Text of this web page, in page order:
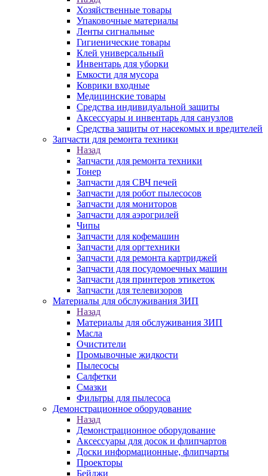
Хозяйственные товары
Упаковочные материалы
Ленты сигнальные
Гигиенические товары
Клей универсальный
Инвентарь для уборки
Емкости для мусора
Коврики входные
Медицинские товары
Средства индивидуальной защиты
Аксессуары и инвентарь для санузлов
Средства защиты от насекомых и вредителей
Запчасти для ремонта техники
Назад
Запчасти для ремонта техники
Тонер
Запчасти для СВЧ печей
Запчасти для робот пылесосов
Запчасти для мониторов
Запчасти для аэрогрилей
Чипы
Запчасти для кофемашин
Запчасти для оргтехники
Запчасти для ремонта картриджей
Запчасти для посудомоечных машин
Запчасти для принтеров этикеток
Запчасти для телевизоров
Материалы для обслуживания ЗИП
Назад
Материалы для обслуживания ЗИП
Масла
Очистители
Промывочные жидкости
Пылесосы
Салфетки
Смазки
Фильтры для пылесоса
Демонстрационное оборудование
Назад
Демонстрационное оборудование
Аксессуары для досок и флипчартов
Доски информационные, флипчарты
Проекторы
Бейджи